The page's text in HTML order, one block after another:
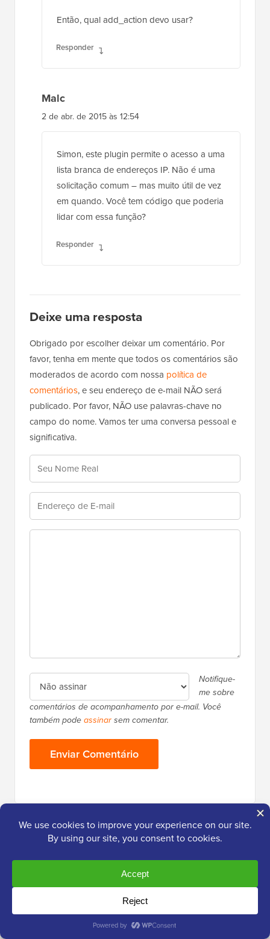
Então, qual add_action devo usar?
Responder
Malc
2 de abr. de 2015 às 12:54
Simon, este plugin permite o acesso a uma
lista branca de endereços IP. Não é uma
solicitação comum – mas muito útil de vez
em quando. Você tem código que poderia
lidar com essa função?
Responder
Deixe uma resposta
Obrigado por escolher deixar um comentário. Por
favor, tenha em mente que todos os comentários são
moderados de acordo com nossa política de
comentários, e seu endereço de e-mail NÃO será
publicado. Por favor, NÃO use palavras-chave no
campo do nome. Vamos ter uma conversa pessoal e
significativa.
Notifique-
me sobre
comentários de acompanhamento por e-mail. Você
também podeassinarsem comentar.
Barra
Lateral
Principal
Mais de2.000.000+Leitores